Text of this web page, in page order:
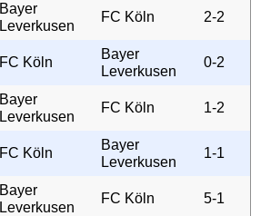
Bayer
Leverkusen
FC Köln 2-2
FC Köln
Bayer
Leverkusen
0-2
Bayer
Leverkusen
FC Köln 1-2
FC Köln
Bayer
Leverkusen
1-1
Bayer
Leverkusen
FC Köln 5-1